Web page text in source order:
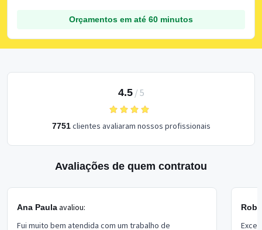
Orçamentos em até 60 minutos
4.5/ 5
7751clientes avaliaram nossos profissionais
Avaliações de quem contratou
Ana Paulaavaliou:
Fui muito bem atendida com um trabalho de